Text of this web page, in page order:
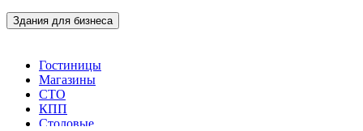
Здания для бизнеса
Гостиницы
Магазины
СТО
КПП
Столовые